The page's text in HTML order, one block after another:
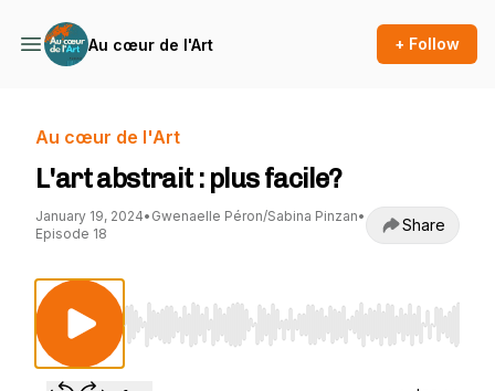
Au cœur de l'Art + Follow
Au cœur de l'Art
L'art abstrait : plus facile?
January 19, 2024• Gwenaelle Péron/Sabina Pinzan•
Episode 18
Share
Use Left/Right to seek, Home/End to jump